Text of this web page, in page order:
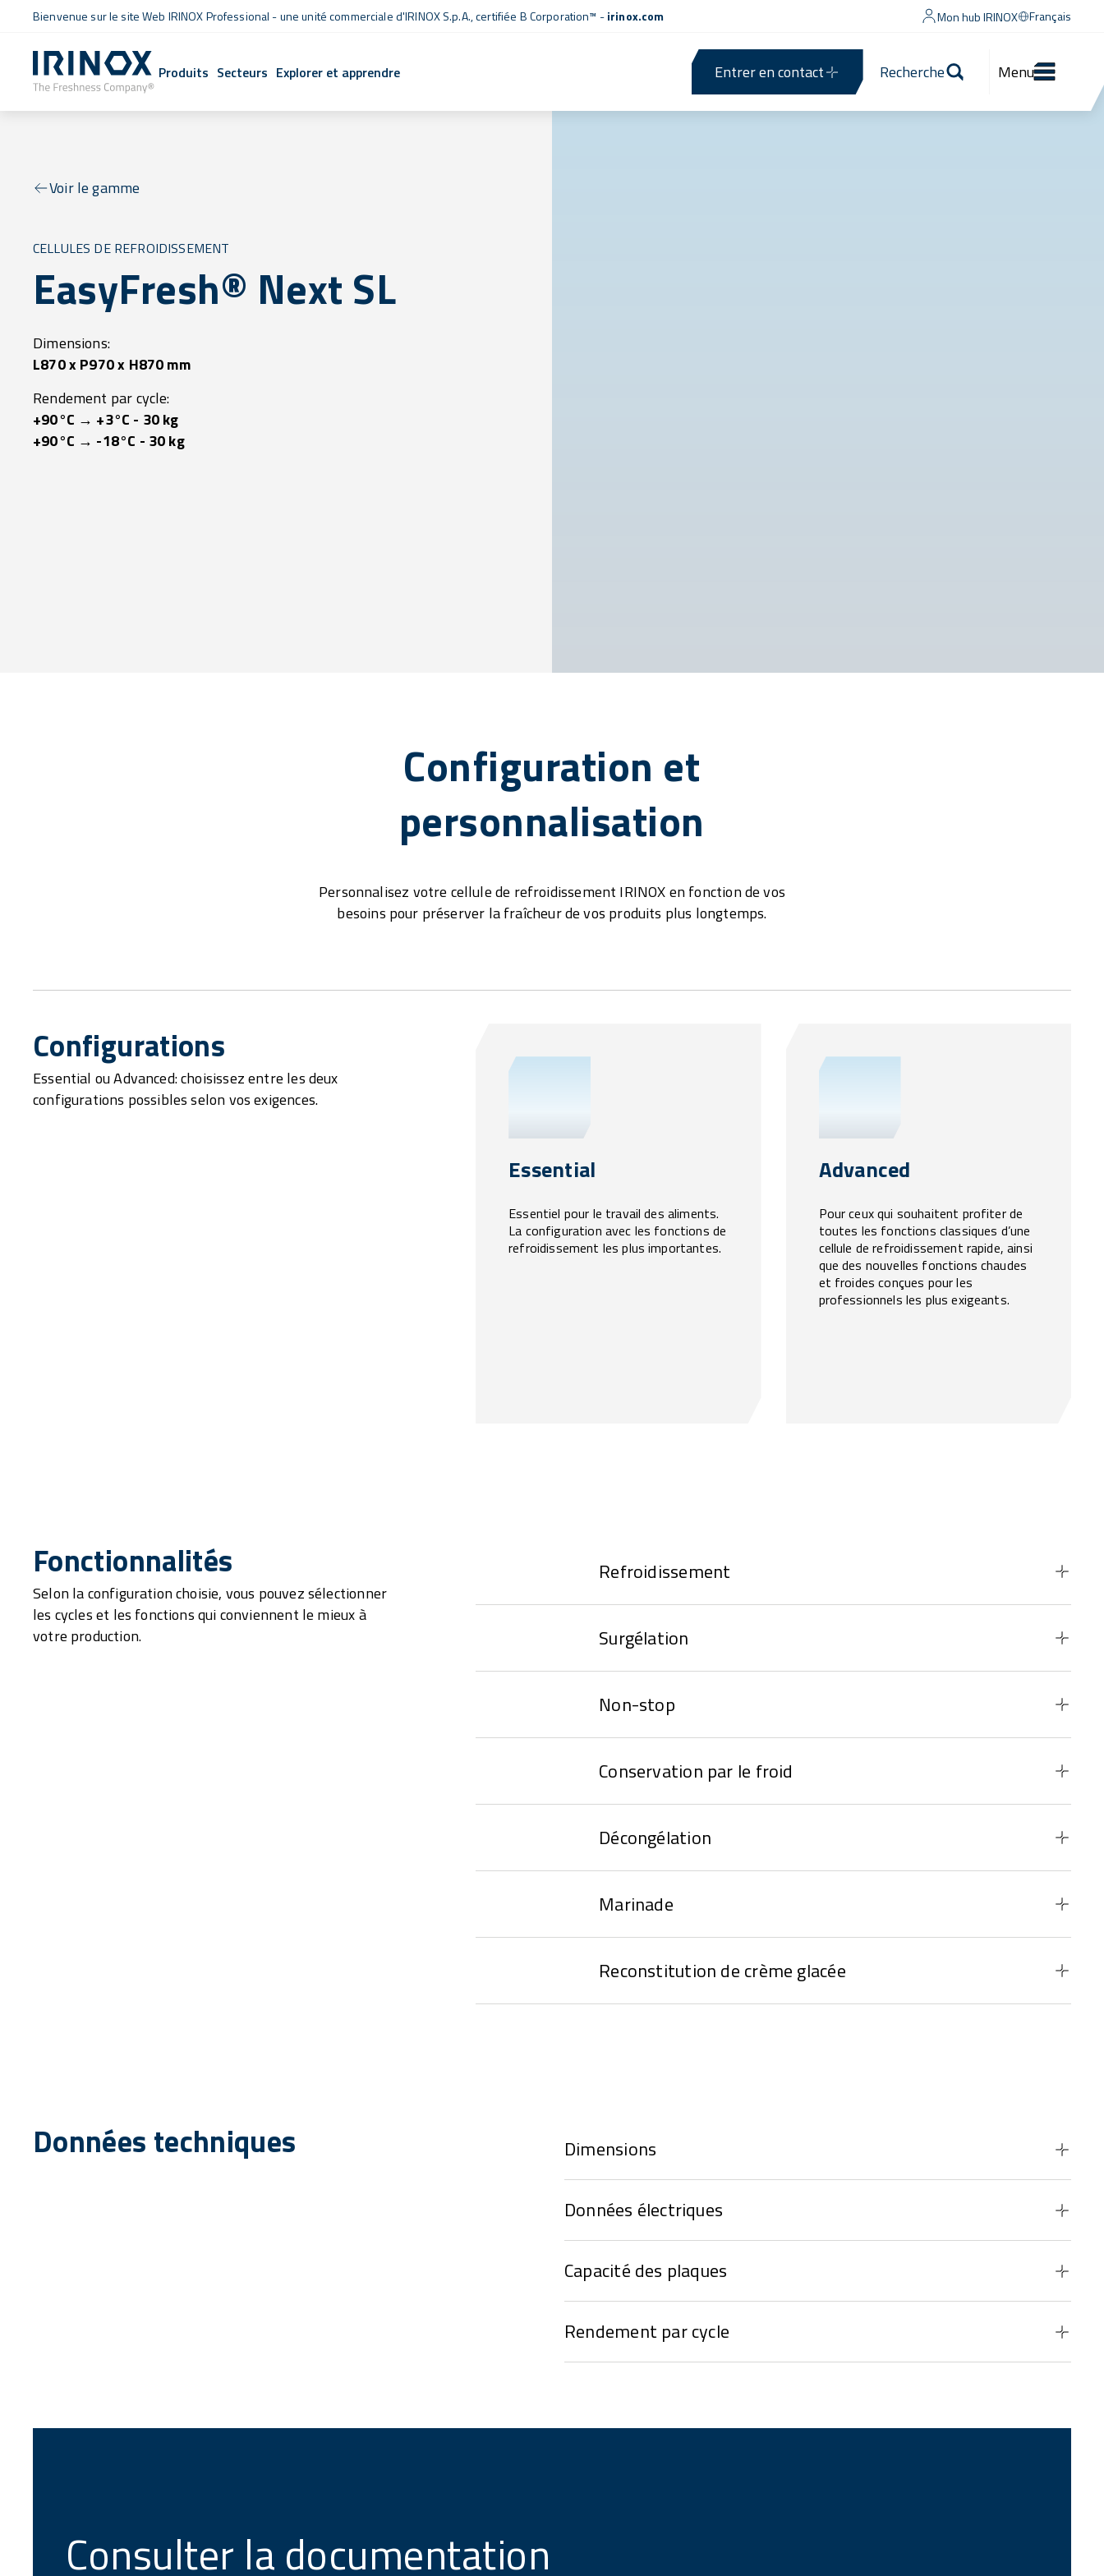
Bienvenue sur le site Web IRINOX Professional - une unité commerciale d'IRINOX S.p.A.,certifiée B Corporation™ -irinox.com Mon hub IRINOX Français
Produits Secteurs Explorer et apprendre Entrer en contact Recherche Menu
Voir le gamme
CELLULES DE REFROIDISSEMENT
EasyFresh® Next SL
Dimensions:
L870 x P970 x H870 mm
Rendement par cycle:
+90°C → +3°C - 30 kg
+90°C → -18°C - 30 kg
Configuration et
personnalisation
Personnalisez votre cellule de refroidissement IRINOX en fonction de vos
besoins pour préserver la fraîcheur de vos produits plus longtemps.
Configurations
Essential ou Advanced: choisissez entre les deux
configurations possibles selon vos exigences.
Essential
Essentiel pour le travail des aliments.
La configuration avec les fonctions de
refroidissement les plus importantes.
Advanced
Pour ceux qui souhaitent profiter de
toutes les fonctions classiques d’une
cellule de refroidissement rapide, ainsi
que des nouvelles fonctions chaudes
et froides conçues pour les
professionnels les plus exigeants.
Fonctionnalités
Selon la configuration choisie, vous pouvez sélectionner
les cycles et les fonctions qui conviennent le mieux à
votre production.
Refroidissement
Surgélation
Non-stop
Conservation par le froid
Décongélation
Marinade
Reconstitution de crème glacée
Données techniques Dimensions
Données électriques
Capacité des plaques
Rendement par cycle
Consulter la documentation